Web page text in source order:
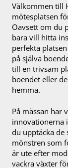
Välkommen till
mötesplatsen
Oavsett om du
bara vill hitta
perfekta
på själva
till en trivsam
boendet eller
hemma.
På mässan har
innovationerna
du upptäcka de
mönstren som
är ute efter
vackra växter